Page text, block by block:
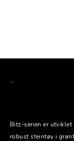
Bitz-serien er utviklet
robust steintøy i